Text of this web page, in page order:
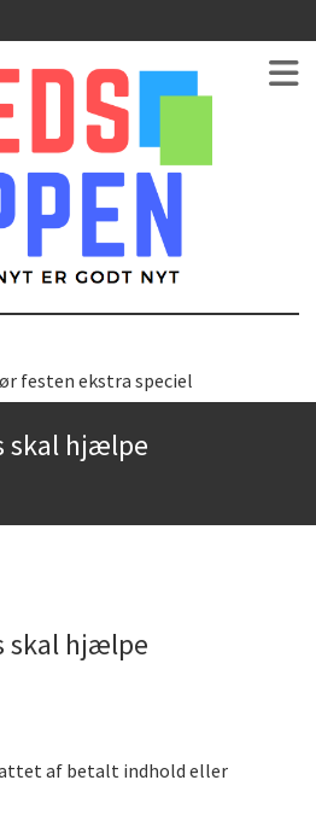
festen ekstra speciel
sund mad ude
på Sjælland
i København
skal hjælpe
skal hjælpe
af betalt indhold eller